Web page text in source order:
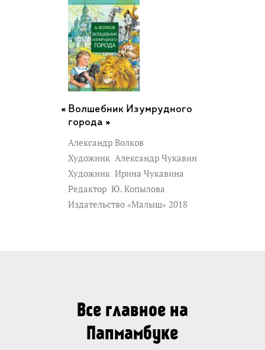
Волшебник Изумрудного
города »
Александр Волков
Художник Александр Чукавин
Художник Ирина Чукавина
Редактор Ю. Копылова
Издательство «Малыш» 2018
Все главное на
Папмамбуке